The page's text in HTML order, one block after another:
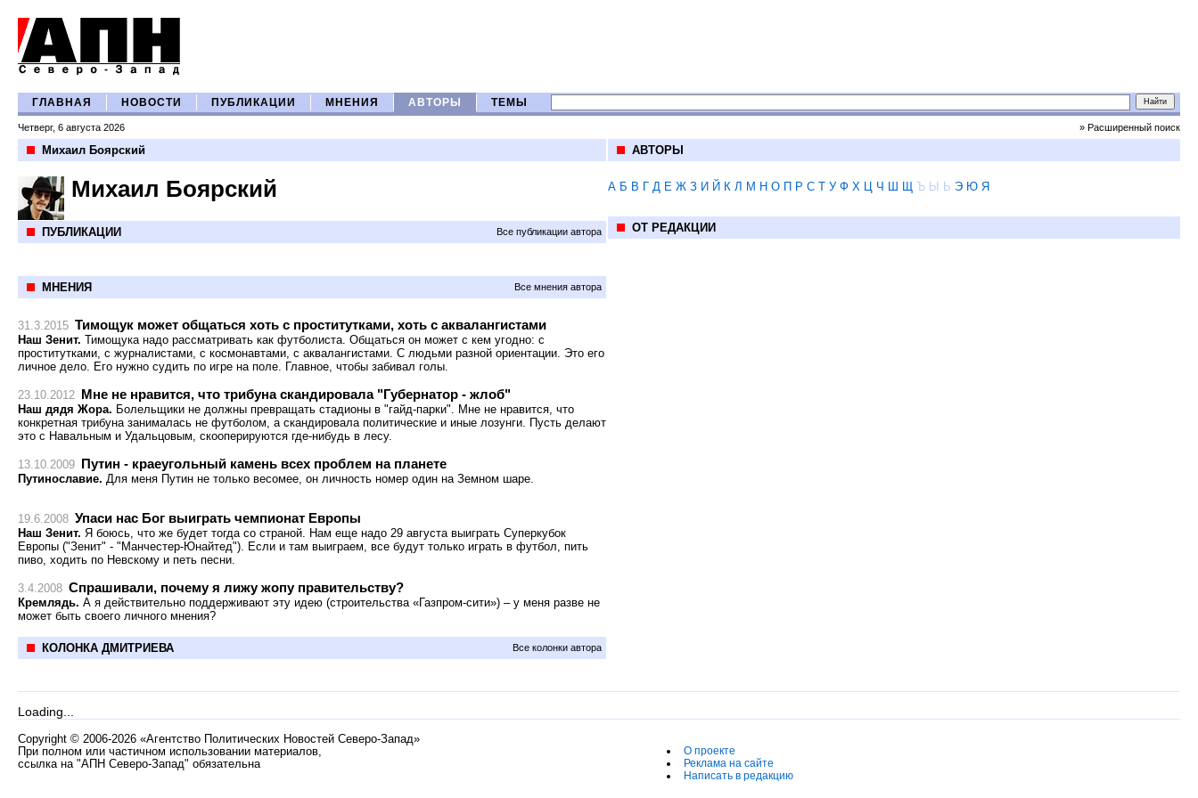
ГЛАВНАЯ НОВОСТИ ПУБЛИКАЦИИ МНЕНИЯ АВТОРЫ ТЕМЫ
Четверг, 6 августа 2026 » Расширенный поиск
Михаил Боярский
Михаил Боярский
ПУБЛИКАЦИИ Все публикации автора
МНЕНИЯ Все мнения автора
31.3.2015 Тимощук может общаться хоть с проститутками, хоть с аквалангистами
Наш Зенит. Тимощука надо рассматривать как футболиста. Общаться он может с кем угодно: с
проститутками, с журналистами, с космонавтами, с аквалангистами. С людьми разной ориентации. Это его
личное дело. Его нужно судить по игре на поле. Главное, чтобы забивал голы.
23.10.2012 Мне не нравится, что трибуна скандировала "Губернатор - жлоб"
Наш дядя Жора. Болельщики не должны превращать стадионы в "гайд-парки". Мне не нравится, что
конкретная трибуна занималась не футболом, а скандировала политические и иные лозунги. Пусть делают
это с Навальным и Удальцовым, скооперируются где-нибудь в лесу.
13.10.2009 Путин - краеугольный камень всех проблем на планете
Путинославие. Для меня Путин не только весомее, он личность номер один на Земном шаре.
19.6.2008 Упаси нас Бог выиграть чемпионат Европы
Наш Зенит. Я боюсь, что же будет тогда со страной. Нам еще надо 29 августа выиграть Суперкубок
Европы ("Зенит" - "Манчестер-Юнайтед"). Если и там выиграем, все будут только играть в футбол, пить
пиво, ходить по Невскому и петь песни.
3.4.2008 Спрашивали, почему я лижу жопу правительству?
Кремлядь. А я действительно поддерживают эту идею (строительства «Газпром-сити») – у меня разве не
может быть своего личного мнения?
КОЛОНКА ДМИТРИЕВА Все колонки автора
АВТОРЫ
А Б В Г Д Е Ж З И Й К Л М Н О П Р С Т У Ф Х Ц Ч Ш Щ Ъ Ы Ь Э Ю Я
ОТ РЕДАКЦИИ
Loading...
Copyright © 2006-2026 «Агентство Политических Новостей Северо-Запад»
При полном или частичном использовании материалов,
ссылка на "АПН Северо-Запад" обязательна
О проекте
Реклама на сайте
Написать в редакцию